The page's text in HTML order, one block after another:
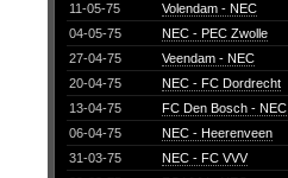
11-05-75
Volendam - NEC
04-05-75
NEC - PEC Zwolle
27-04-75
Veendam - NEC
20-04-75
NEC - FC Dordrecht
13-04-75
FC Den Bosch - NEC
06-04-75
NEC - Heerenveen
31-03-75
NEC - FC VVV